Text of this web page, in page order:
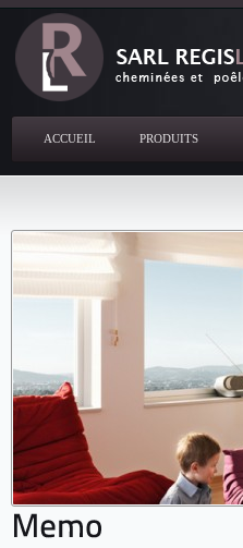
ACCUEIL PRODUITS